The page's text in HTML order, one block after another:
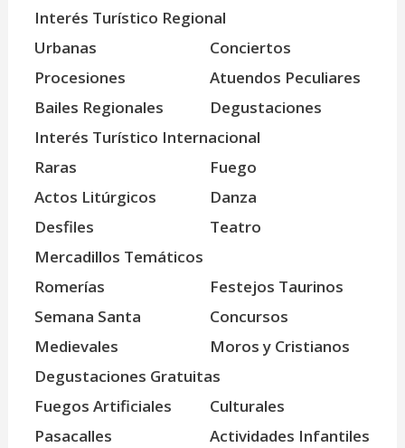
Interés Turístico Regional
Urbanas
Conciertos
Procesiones
Atuendos Peculiares
Bailes Regionales
Degustaciones
Interés Turístico Internacional
Raras
Fuego
Actos Litúrgicos
Danza
Desfiles
Teatro
Mercadillos Temáticos
Romerías
Festejos Taurinos
Semana Santa
Concursos
Medievales
Moros y Cristianos
Degustaciones Gratuitas
Fuegos Artificiales
Culturales
Pasacalles
Actividades Infantiles